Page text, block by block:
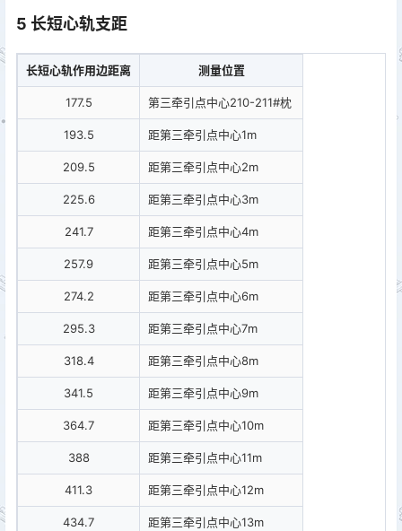
5 长短心轨支距
长短心轨作用边距离 测量位置
177.5 第三牵引点中心210-211#枕
193.5 距第三牵引点中心1m
209.5 距第三牵引点中心2m
225.6 距第三牵引点中心3m
241.7 距第三牵引点中心4m
257.9 距第三牵引点中心5m
274.2 距第三牵引点中心6m
295.3 距第三牵引点中心7m
318.4 距第三牵引点中心8m
341.5 距第三牵引点中心9m
364.7 距第三牵引点中心10m
388 距第三牵引点中心11m
411.3 距第三牵引点中心12m
434.7 距第三牵引点中心13m